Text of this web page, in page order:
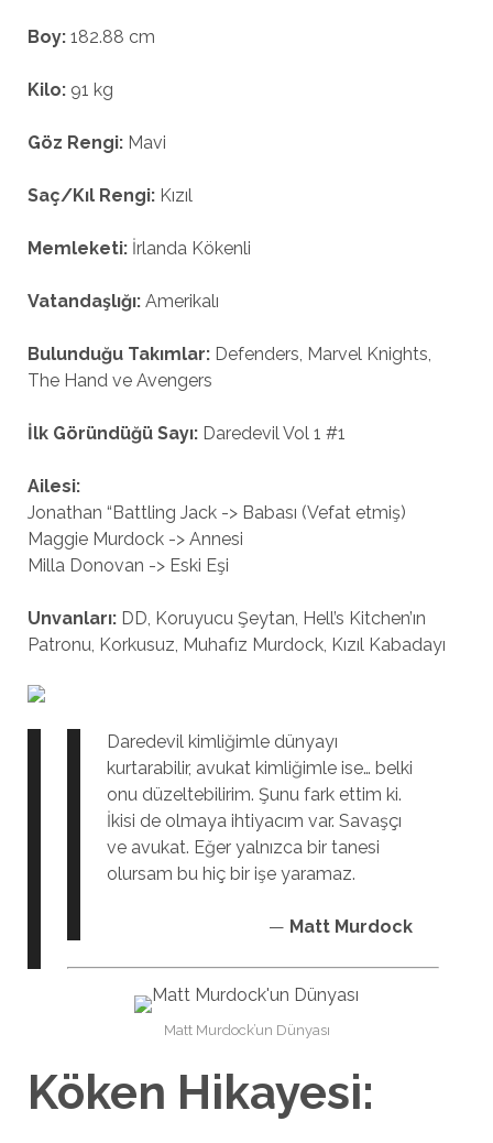
Boy:182.88 cm
Kilo:91 kg
Göz Rengi:Mavi
Saç/Kıl Rengi:Kızıl
Memleketi:İrlanda Kökenli
Vatandaşlığı:Amerikalı
Bulunduğu Takımlar: Defenders, Marvel Knights,
The Hand ve Avengers
İlk Göründüğü Sayı:Daredevil Vol 1 #1
Ailesi:
Jonathan “Battling Jack -> Babası (Vefat etmiş)
Maggie Murdock -> Annesi
Milla Donovan -> Eski Eşi
Unvanları:DD, Koruyucu Şeytan, Hell’s Kitchen’ın
Patronu, Korkusuz, Muhafız Murdock, Kızıl Kabadayı
Daredevil kimliğimle dünyayı
kurtarabilir, avukat kimliğimle ise… belki
onu düzeltebilirim. Şunu fark ettim ki.
İkisi de olmaya ihtiyacım var. Savaşçı
ve avukat. Eğer yalnızca bir tanesi
olursam bu hiç bir işe yaramaz.
— Matt Murdock
Matt Murdock’un Dünyası
Köken Hikayesi: